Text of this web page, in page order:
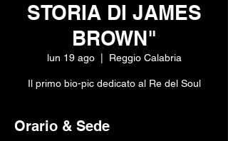
STORIA DI JAMES
BROWN"
lun 19 ago
  |
Reggio Calabria
Il primo bio-pic dedicato al Re del Soul
Orario & Sede